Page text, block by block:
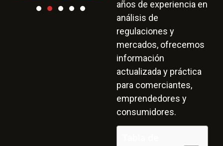
años de experiencia en
análisis de
regulaciones y
mercados, ofrecemos
información
actualizada y práctica
para comerciantes,
emprendedores y
consumidores.